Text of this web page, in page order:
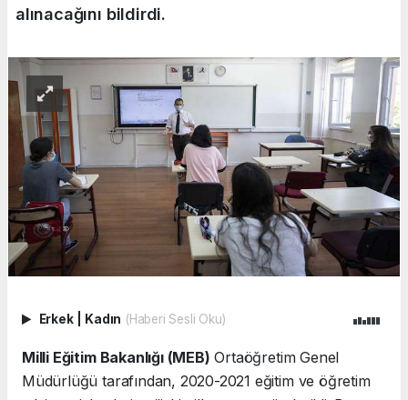
alınacağını bildirdi.
Erkek Kadın (Haberi Sesli Oku)
Milli Eğitim Bakanlığı (MEB) Ortaöğretim Genel
Müdürlüğü tarafından, 2020-2021 eğitim ve öğretim